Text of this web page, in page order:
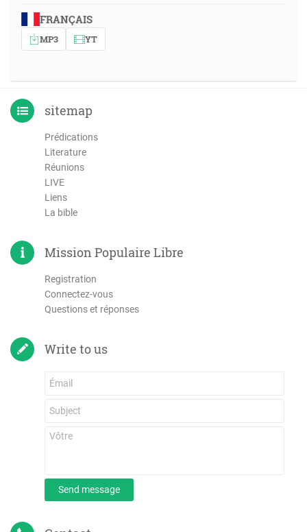
FRANÇAIS
MP3 YT
sitemap
Prédications
Literature
Réunions
LIVE
Liens
La bible
Mission Populaire Libre
Registration
Connectez-vous
Questions et réponses
Write to us
Send message